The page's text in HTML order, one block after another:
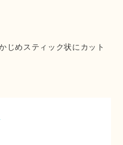
じめスティック状にカット